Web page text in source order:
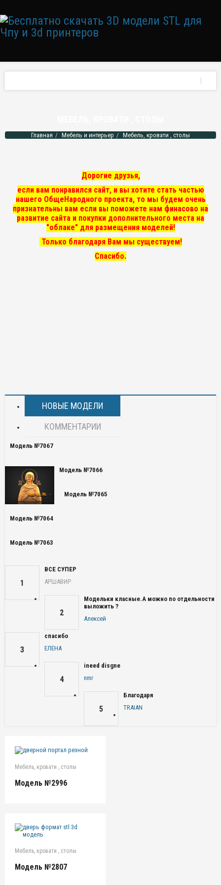
Главная Мебель и интерьер Мебель, кровати , столы
Дорогие друзья,
если вам понравился сайт, и вы хотите стать частью
нашего ОбщеНародного проекта, то мы будем очень
признательны вам если вы поможете нам финасово на
развитие сайта и покупки дополнительного места на
"облаке" для размещения моделей!
Только благодаря Вам мы существуем!
Спасибо.
НОВЫЕ МОДЕЛИ
КОММЕНТАРИИ
Модель №7067
Модель №7066
Модель №7065
Модель №7064
Модель №7063
1
ВСЕ СУПЕР
АРШАВИР
2
Модельки класные.А можно по отдельности
выложить ?
Алексей
3
спасибо
ЕЛЕНА
4
ineed disgne
nmr
5
Благодаря
TRAIAN
Мебель, кровати , столы
Модель №2996
Мебель, кровати , столы
Модель №2807